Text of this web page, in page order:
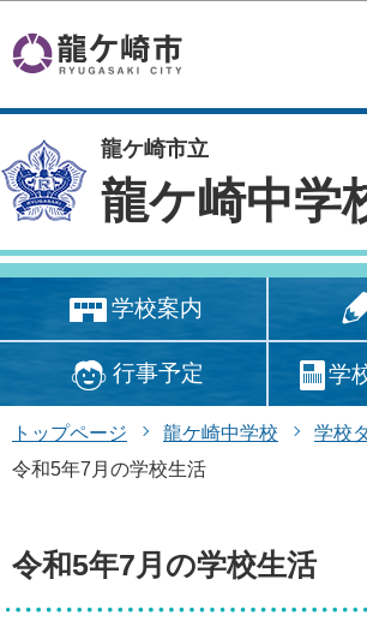
龍ケ崎市立
龍ケ崎中学
学校案内
行事予定 学
トップページ 龍ケ崎中学校
学校
令和5年7月の学校生活
令和5年7月の学校生活